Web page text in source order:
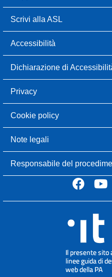
Scrivi alla ASL
Accessibilità
Dichiarazione di
Privacy
Cookie policy
Note legali
Responsabile del